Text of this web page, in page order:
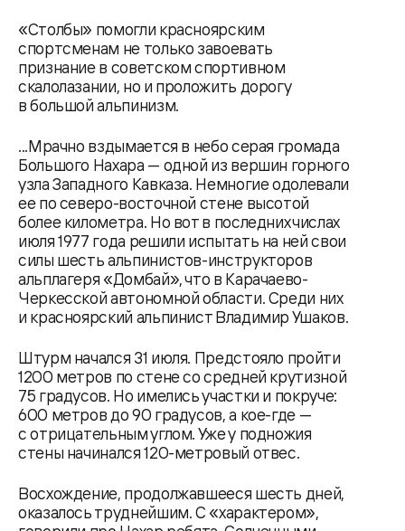
«Столбы» помогли красноярским
спортсменам не только завоевать
признание в советском спортивном
скалолазании, но и проложить дорогу
в большой альпинизм.
...Мрачно вздымается в небо серая громада
Большого Нахара — одной из вершин горного
узла Западного Кавказа. Немногие одолевали
ее по северо-восточной стене высотой
более километра. Но вот в последних числах
июля 1977 года решили испытать на ней свои
силы шесть альпинистов-инструкторов
альплагеря «Домбай», что в Карачаево-
Черкесской автономной области. Среди них
и красноярский альпинист Владимир Ушаков.
Штурм начался 31 июля. Предстояло пройти
1200 метров по стене со средней крутизной
75 градусов. Но имелись участки и покруче:
600 метров до 90 градусов, а кое-где —
с отрицательным углом. Уже у подножия
стены начинался 120-метровый отвес.
Восхождение, продолжавшееся шесть дней,
оказалось труднейшим. С «характером»,